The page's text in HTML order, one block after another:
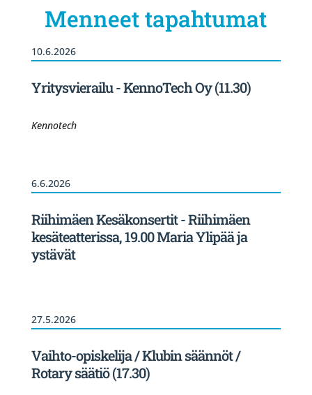
Menneet tapahtumat
10.6.2026
Yritysvierailu - KennoTech Oy (11.30)
Kennotech
6.6.2026
Riihimäen Kesäkonsertit - Riihimäen
kesäteatterissa, 19.00 Maria Ylipää ja
ystävät
27.5.2026
Vaihto-opiskelija / Klubin säännöt /
Rotary säätiö (17.30)